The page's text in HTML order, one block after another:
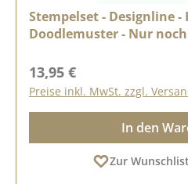
Stempelset - Designline
Doodlemuster - Nur
Regulärer Preis:
13,95 €
Preise inkl. MwSt. zzgl.
In den
Zur